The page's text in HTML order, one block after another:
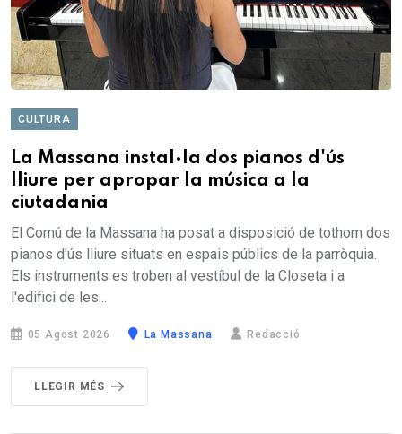
CULTURA
La Massana instal·la dos pianos d'ús
lliure per apropar la música a la
ciutadania
El Comú de la Massana ha posat a disposició de tothom dos
pianos d'ús lliure situats en espais públics de la parròquia.
Els instruments es troben al vestíbul de la Closeta i a
l'edifici de les...
05 Agost 2026 La Massana Redacció
LLEGIR MÉS